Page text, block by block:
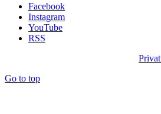
Facebook
Instagram
YouTube
RSS
Go to top